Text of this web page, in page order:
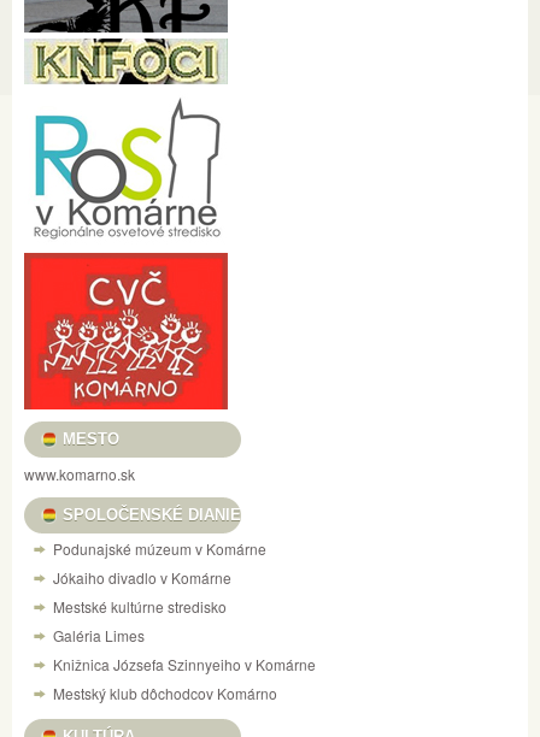
MESTO
www.komarno.sk
SPOLOČENSKÉ DIANIE
Podunajské múzeum v Komárne
Jókaiho divadlo v Komárne
Mestské kultúrne stredisko
Galéria Limes
Knižnica Józsefa Szinnyeiho v Komárne
Mestský klub dôchodcov Komárno